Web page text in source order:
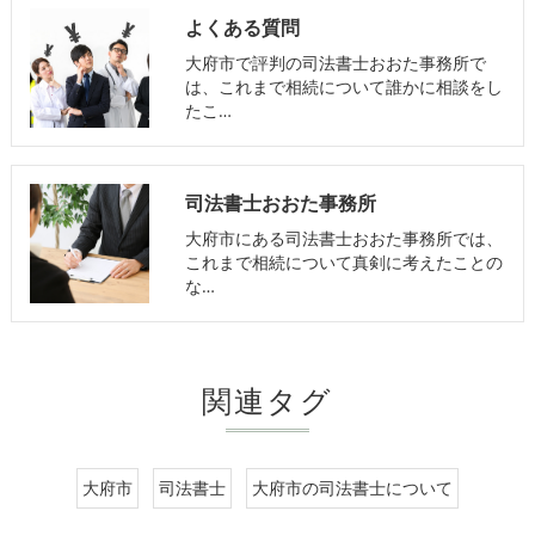
よくある質問
大府市で評判の司法書士おおた事務所で
は、これまで相続について誰かに相談をし
たこ…
司法書士おおた事務所
大府市にある司法書士おおた事務所では、
これまで相続について真剣に考えたことの
な…
関連タグ
大府市 司法書士 大府市の司法書士について